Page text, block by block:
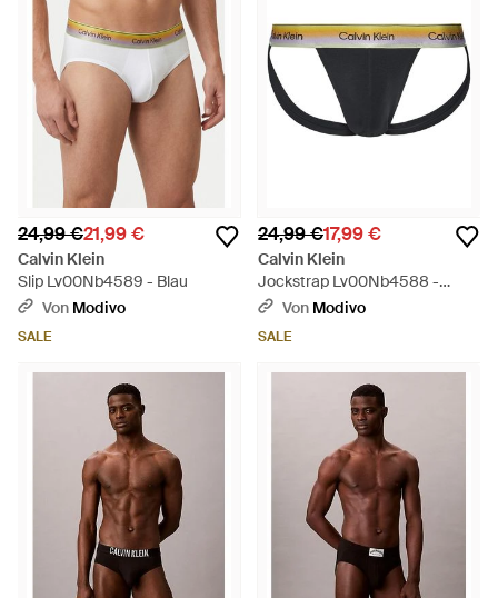
24,99 €21,99 €
Calvin Klein
Slip Lv00Nb4589 - Blau
Von Modivo
SALE
24,99 €17,99 €
Calvin Klein
Jockstrap Lv00Nb4588 -
Schwarz
Von Modivo
SALE